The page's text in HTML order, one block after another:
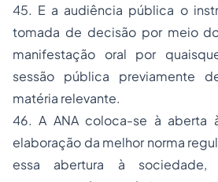
45. E a audiência pública o
tomada de decisão por meio
manifestação oral por
sessão pública previamente
matéria relevante.
46. A ANA coloca-se à aberta
elaboração da melhor norma
essa abertura à sociedade,